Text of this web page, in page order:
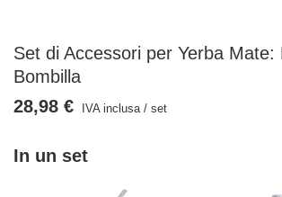
Set di Accessori per Yerba Mate:
Bombilla
In un set
28,98 € IVA inclusa/ set